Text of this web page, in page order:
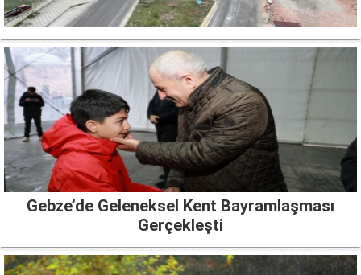
Gebze’de Geleneksel Kent Bayramlaşması
Gerçekleşti